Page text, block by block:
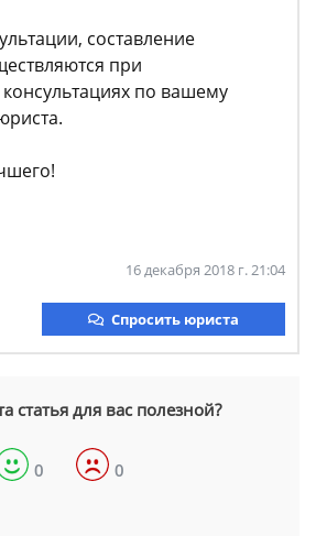
составление
при
по вашему
16 декабря 2018 г. 21:04
Спросить юриста
статья для вас полезной?
0 0